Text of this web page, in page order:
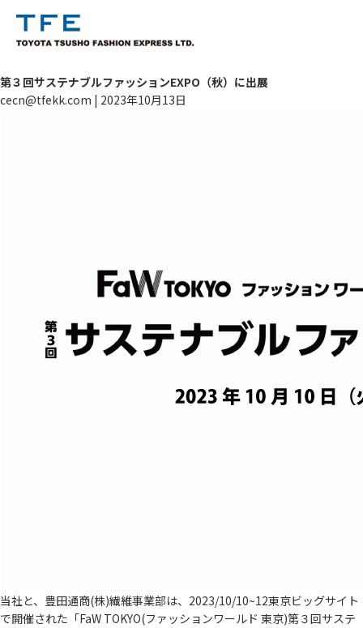
第３回サステナブルファッションEXPO（秋）に出展
cecn@tfekk.com | 2023年10月13日
当社と、豊田通商(株)繊維事業部は、2023/10/10~12東京ビッグサイト
で開催された「FaW TOKYO(ファッションワールド 東京)第３回サステ